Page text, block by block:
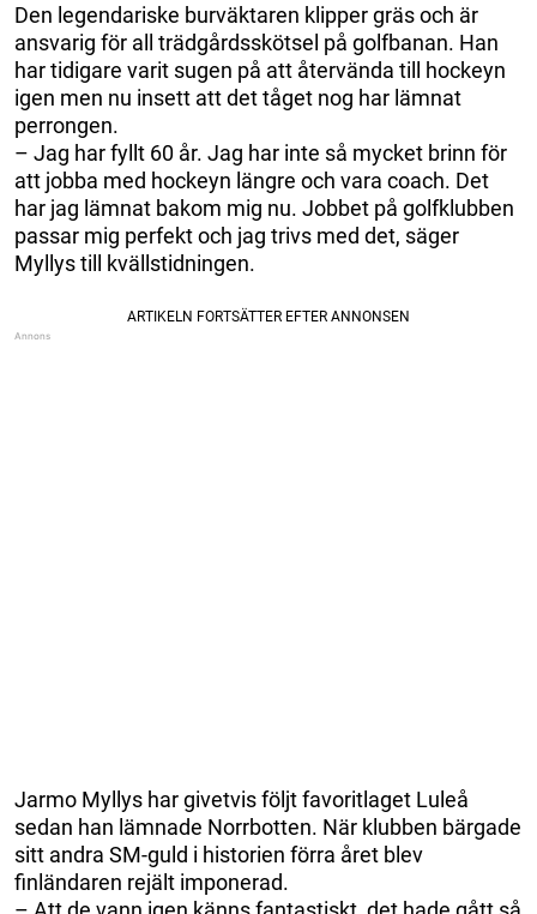
Den legendariske burväktaren klipper gräs och är
ansvarig för all trädgårdsskötsel på golfbanan. Han
har tidigare varit sugen på att återvända till hockeyn
igen men nu insett att det tåget nog har lämnat
perrongen.
– Jag har fyllt 60 år. Jag har inte så mycket brinn för
att jobba med hockeyn längre och vara coach. Det
har jag lämnat bakom mig nu. Jobbet på golfklubben
passar mig perfekt och jag trivs med det, säger
Myllys till kvällstidningen.
Jarmo Myllys har givetvis följt favoritlaget Luleå
sedan han lämnade Norrbotten. När klubben bärgade
sitt andra SM-guld i historien förra året blev
finländaren rejält imponerad.